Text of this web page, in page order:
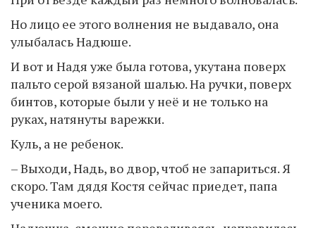
Но лицо ее этого волнения не выдавало, она
улыбалась Надюше.
И вот и Надя уже была готова, укутана поверх
пальто серой вязаной шалью. На ручки, поверх
бинтов, которые были у неё и не только на
руках, натянуты варежки.
Куль, а не ребенок.
– Выходи, Надь, во двор, чтоб не запариться. Я
скоро. Там дядя Костя сейчас приедет, папа
ученика моего.